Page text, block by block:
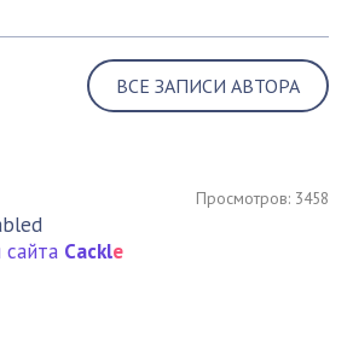
ВСЕ ЗАПИСИ АВТОРА
Просмотров: 3458
Cackle